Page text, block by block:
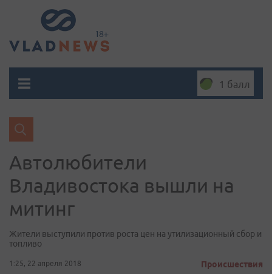
1 балл
Автолюбители
Владивостока вышли на
митинг
Жители выступили против роста цен на утилизационный сбор и
топливо
1:25, 22 апреля 2018 Происшествия